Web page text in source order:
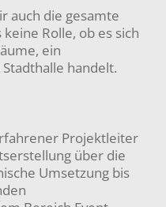
auch die gesamte
Rolle, ob es sich
ein
handelt.
Projektleiter
über die
Umsetzung bis